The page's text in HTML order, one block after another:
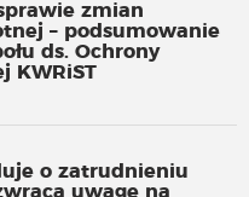
zmian
– podsumowanie
ds. Ochrony
KWRiST
o zatrudnieniu
uwagę na